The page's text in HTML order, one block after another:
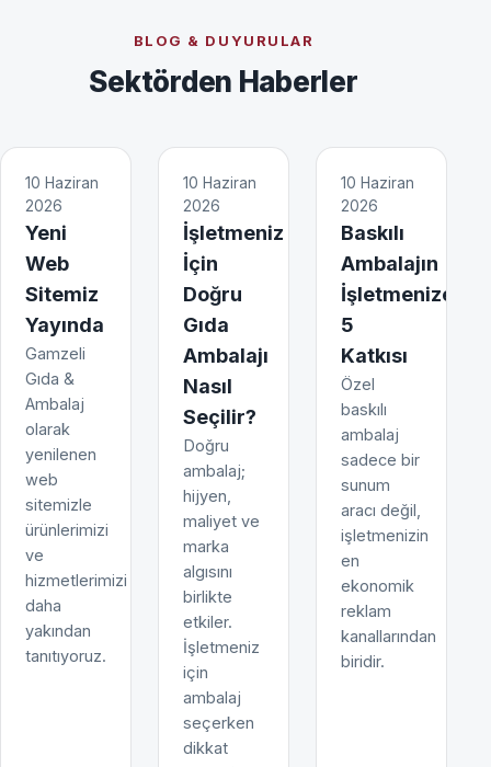
BLOG & DUYURULAR
Sektörden Haberler
10 Haziran
2026
Yeni
Web
Sitemiz
Yayında
Gamzeli
Gıda &
Ambalaj
olarak
yenilenen
web
sitemizle
ürünlerimizi
ve
hizmetlerimizi
daha
yakından
tanıtıyoruz.
10 Haziran
2026
İşletmeniz
İçin
Doğru
Gıda
Ambalajı
Nasıl
Seçilir?
Doğru
ambalaj;
hijyen,
maliyet ve
marka
algısını
birlikte
etkiler.
İşletmeniz
için
ambalaj
seçerken
dikkat
10 Haziran
2026
Baskılı
Ambalajın
İşletmenize
5
Katkısı
Özel
baskılı
ambalaj
sadece bir
sunum
aracı değil,
işletmenizin
en
ekonomik
reklam
kanallarından
biridir.